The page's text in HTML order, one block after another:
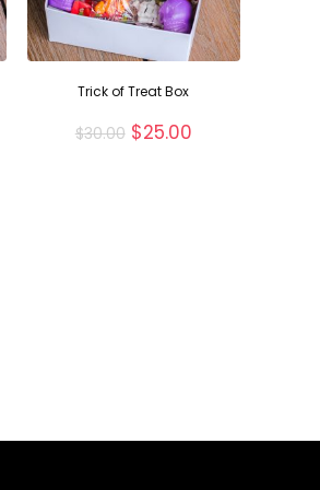
Trick of Treat Box
$30.00 El
$25.00El